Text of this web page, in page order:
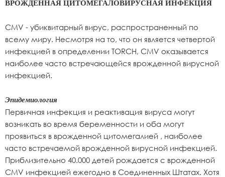
ВРОЖДЕННАЯ ЦИТОМЕГАЛОВИРУСНАЯ ИНФЕКЦИЯ
CMV - убиквитарный вирус, распространенный по
всему миру. Несмотря на то, что он является четвертой
инфекцией в определении TORCH, CMV оказывается
наиболее часто встречающейся врожденной вирусной
инфекцией.
Эпидемиология
Первичная инфекция и реактивация вируса могут
возникать во время беременности и оба могут
проявиться в врожденной цитомегалией , наиболее
часто встречаемой врожденной вирусной инфекцией.
Приблизительно 40.000 детей рождается с врожденной
CMV инфекцией ежегодно в Соединенных Штатах. Хотя